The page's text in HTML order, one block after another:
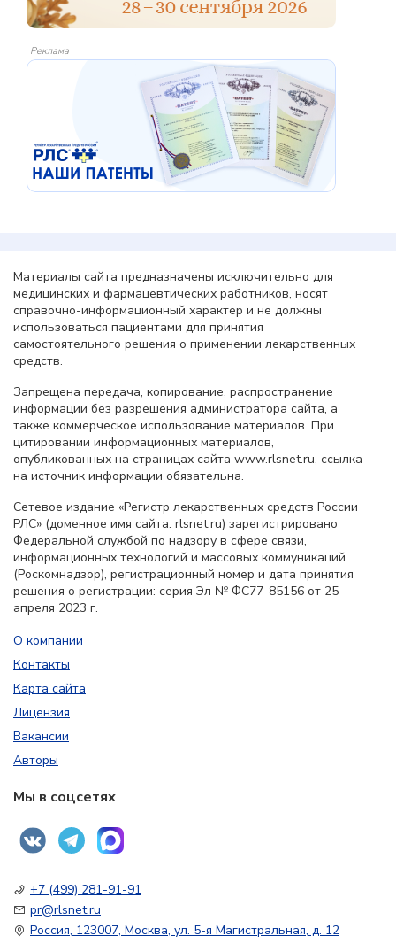
Реклама
Материалы сайта предназначены исключительно для
медицинских и фармацевтических работников, носят
справочно-информационный характер и не должны
использоваться пациентами для принятия
самостоятельного решения о применении лекарственных
средств.
Запрещена передача, копирование, распространение
информации без разрешения администратора сайта, а
также коммерческое использование материалов. При
цитировании информационных материалов,
опубликованных на страницах сайта www.rlsnet.ru, ссылка
на источник информации обязательна.
Сетевое издание «Регистр лекарственных средств России
РЛС» (доменное имя сайта: rlsnet.ru) зарегистрировано
Федеральной службой по надзору в сфере связи,
информационных технологий и массовых коммуникаций
(Роскомнадзор), регистрационный номер и дата принятия
решения о регистрации: серия Эл № ФС77-85156 от 25
апреля 2023 г.
О компании
Контакты
Карта сайта
Лицензия
Вакансии
Авторы
Мы в соцсетях
+7 (499) 281-91-91
pr@rlsnet.ru
Россия, 123007, Москва, ул. 5-я Магистральная, д. 12